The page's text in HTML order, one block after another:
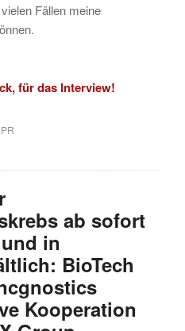
Fällen meine
für das Interview!
ab sofort
in
BioTech
Kooperation